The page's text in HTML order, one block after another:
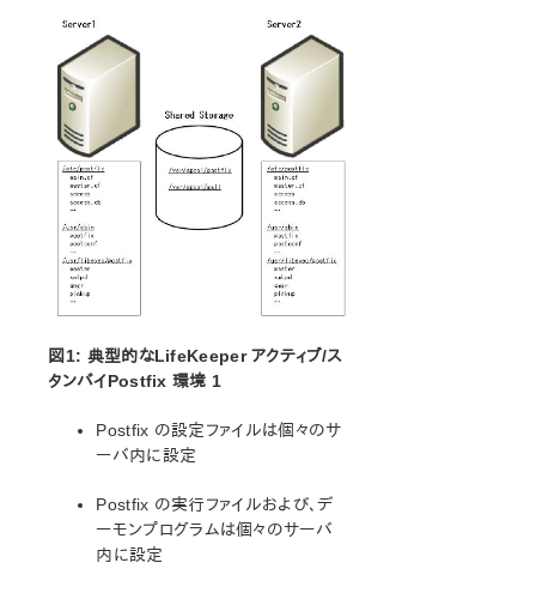
バグの修正 / Hotfixes
廃止された機能
システム要件
ストレージとアダプタのオプション
オープンソースパッケージ
既知の問題
LifeKeeper for Linux インストレーションガイド
LifeKeeper 環境のプランニング
LifeKeeperソフトウェアのインストール
セットアップスクリプトの操作
LifeKeeper インストールの確認
図1: 典型的なLifeKeeper アクティブ/ス
タンバイPostfix 環境 1
Postfix の設定ファイルは個々のサ
ーバ内に設定
Postfix の実行ファイルおよび、デ
ーモンプログラムは個々のサーバ
内に設定